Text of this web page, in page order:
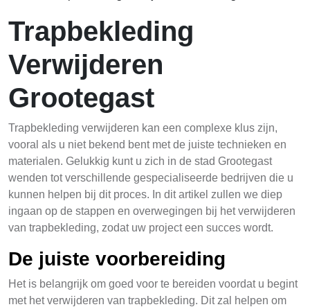
Trapbekleding
Verwijderen
Grootegast
Trapbekleding verwijderen kan een complexe klus zijn,
vooral als u niet bekend bent met de juiste technieken en
materialen. Gelukkig kunt u zich in de stad Grootegast
wenden tot verschillende gespecialiseerde bedrijven die u
kunnen helpen bij dit proces. In dit artikel zullen we diep
ingaan op de stappen en overwegingen bij het verwijderen
van trapbekleding, zodat uw project een succes wordt.
De juiste voorbereiding
Het is belangrijk om goed voor te bereiden voordat u begint
met het verwijderen van trapbekleding. Dit zal helpen om